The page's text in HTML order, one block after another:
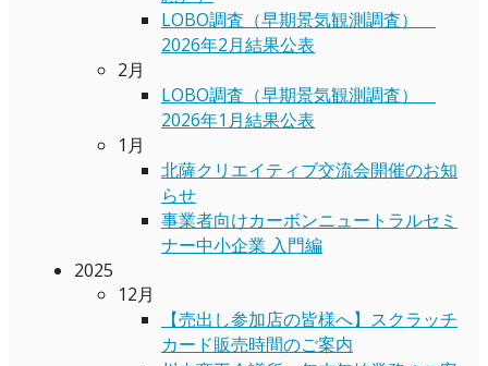
LOBO調査（早期景気観測調査）
2026年2月結果公表
2月
LOBO調査（早期景気観測調査）
2026年1月結果公表
1月
北薩クリエイティブ交流会開催のお知
らせ
事業者向けカーボンニュートラルセミ
ナー中小企業 入門編
2025
12月
【売出し参加店の皆様へ】スクラッチ
カード販売時間のご案内